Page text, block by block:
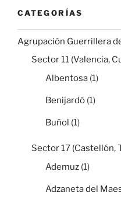
CATEGORÍAS
Agrupación Guerrillera
Sector 11 (Valencia,
Albentosa (1)
Benijardó (1)
Buñol (1)
Sector 17 (Castellón,
Ademuz (1)
Adzaneta del